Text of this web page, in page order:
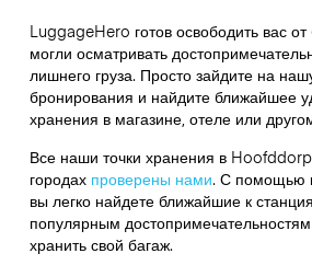
LuggageHero готов освободить вас
могли осматривать
лишнего груза. Просто зайдите на
бронирования и найдите ближайшее
хранения в магазине, отеле или
Все наши точки хранения в Hoofddorp
городах проверены нами. С помощью
вы легко найдете ближайшие к
популярным
хранить свой багаж.